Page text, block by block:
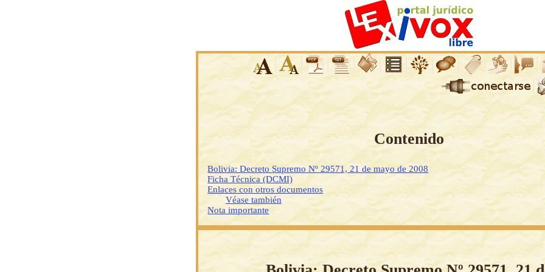
Contenido
Bolivia: Decreto Supremo Nº 29571, 21 de mayo de 2008
Ficha Técnica (DCMI)
Enlaces con otros documentos
Véase también
Nota importante